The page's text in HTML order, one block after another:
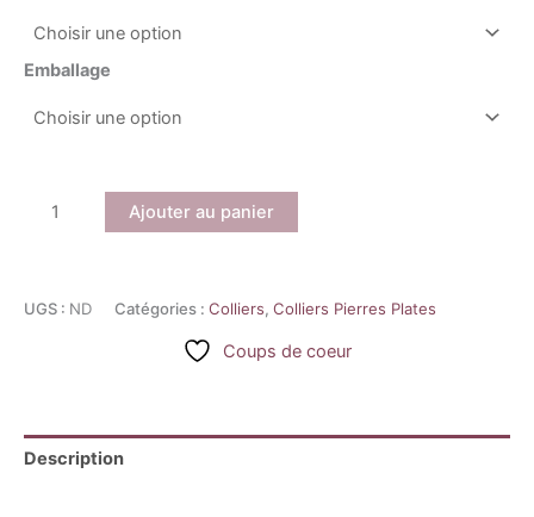
Emballage
Ajouter au panier
UGS : ND Catégories : Colliers, Colliers Pierres Plates
Coups de coeur
Description